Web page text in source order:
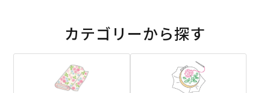
カテゴリーから探す